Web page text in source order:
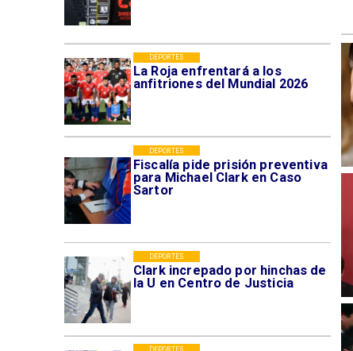
La Roja enfrentará a los
anfitriones del Mundial 2026
DEPORTES
Fiscalía pide prisión preventiva
para Michael Clark en Caso
Sartor
DEPORTES
Clark increpado por hinchas de
la U en Centro de Justicia
DEPORTES